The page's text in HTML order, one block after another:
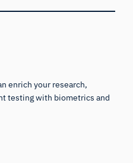
enrich your research,
testing with biometrics and